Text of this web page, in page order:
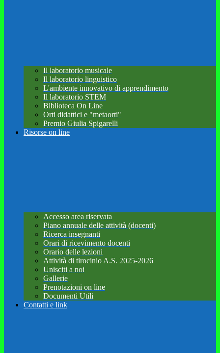
Il laboratorio musicale
Il laboratorio linguistico
L'ambiente innovativo di apprendimento
Il laboratorio STEM
Biblioteca On Line
Orti didattici e "metaorti"
Premio Giulia Spigarelli
Risorse on line
Accesso area riservata
Piano annuale delle attività (docenti)
Ricerca insegnanti
Orari di ricevimento docenti
Orario delle lezioni
Attività di tirocinio A.S. 2025-2026
Unisciti a noi
Gallerie
Prenotazioni on line
Documenti Utili
Contatti e link